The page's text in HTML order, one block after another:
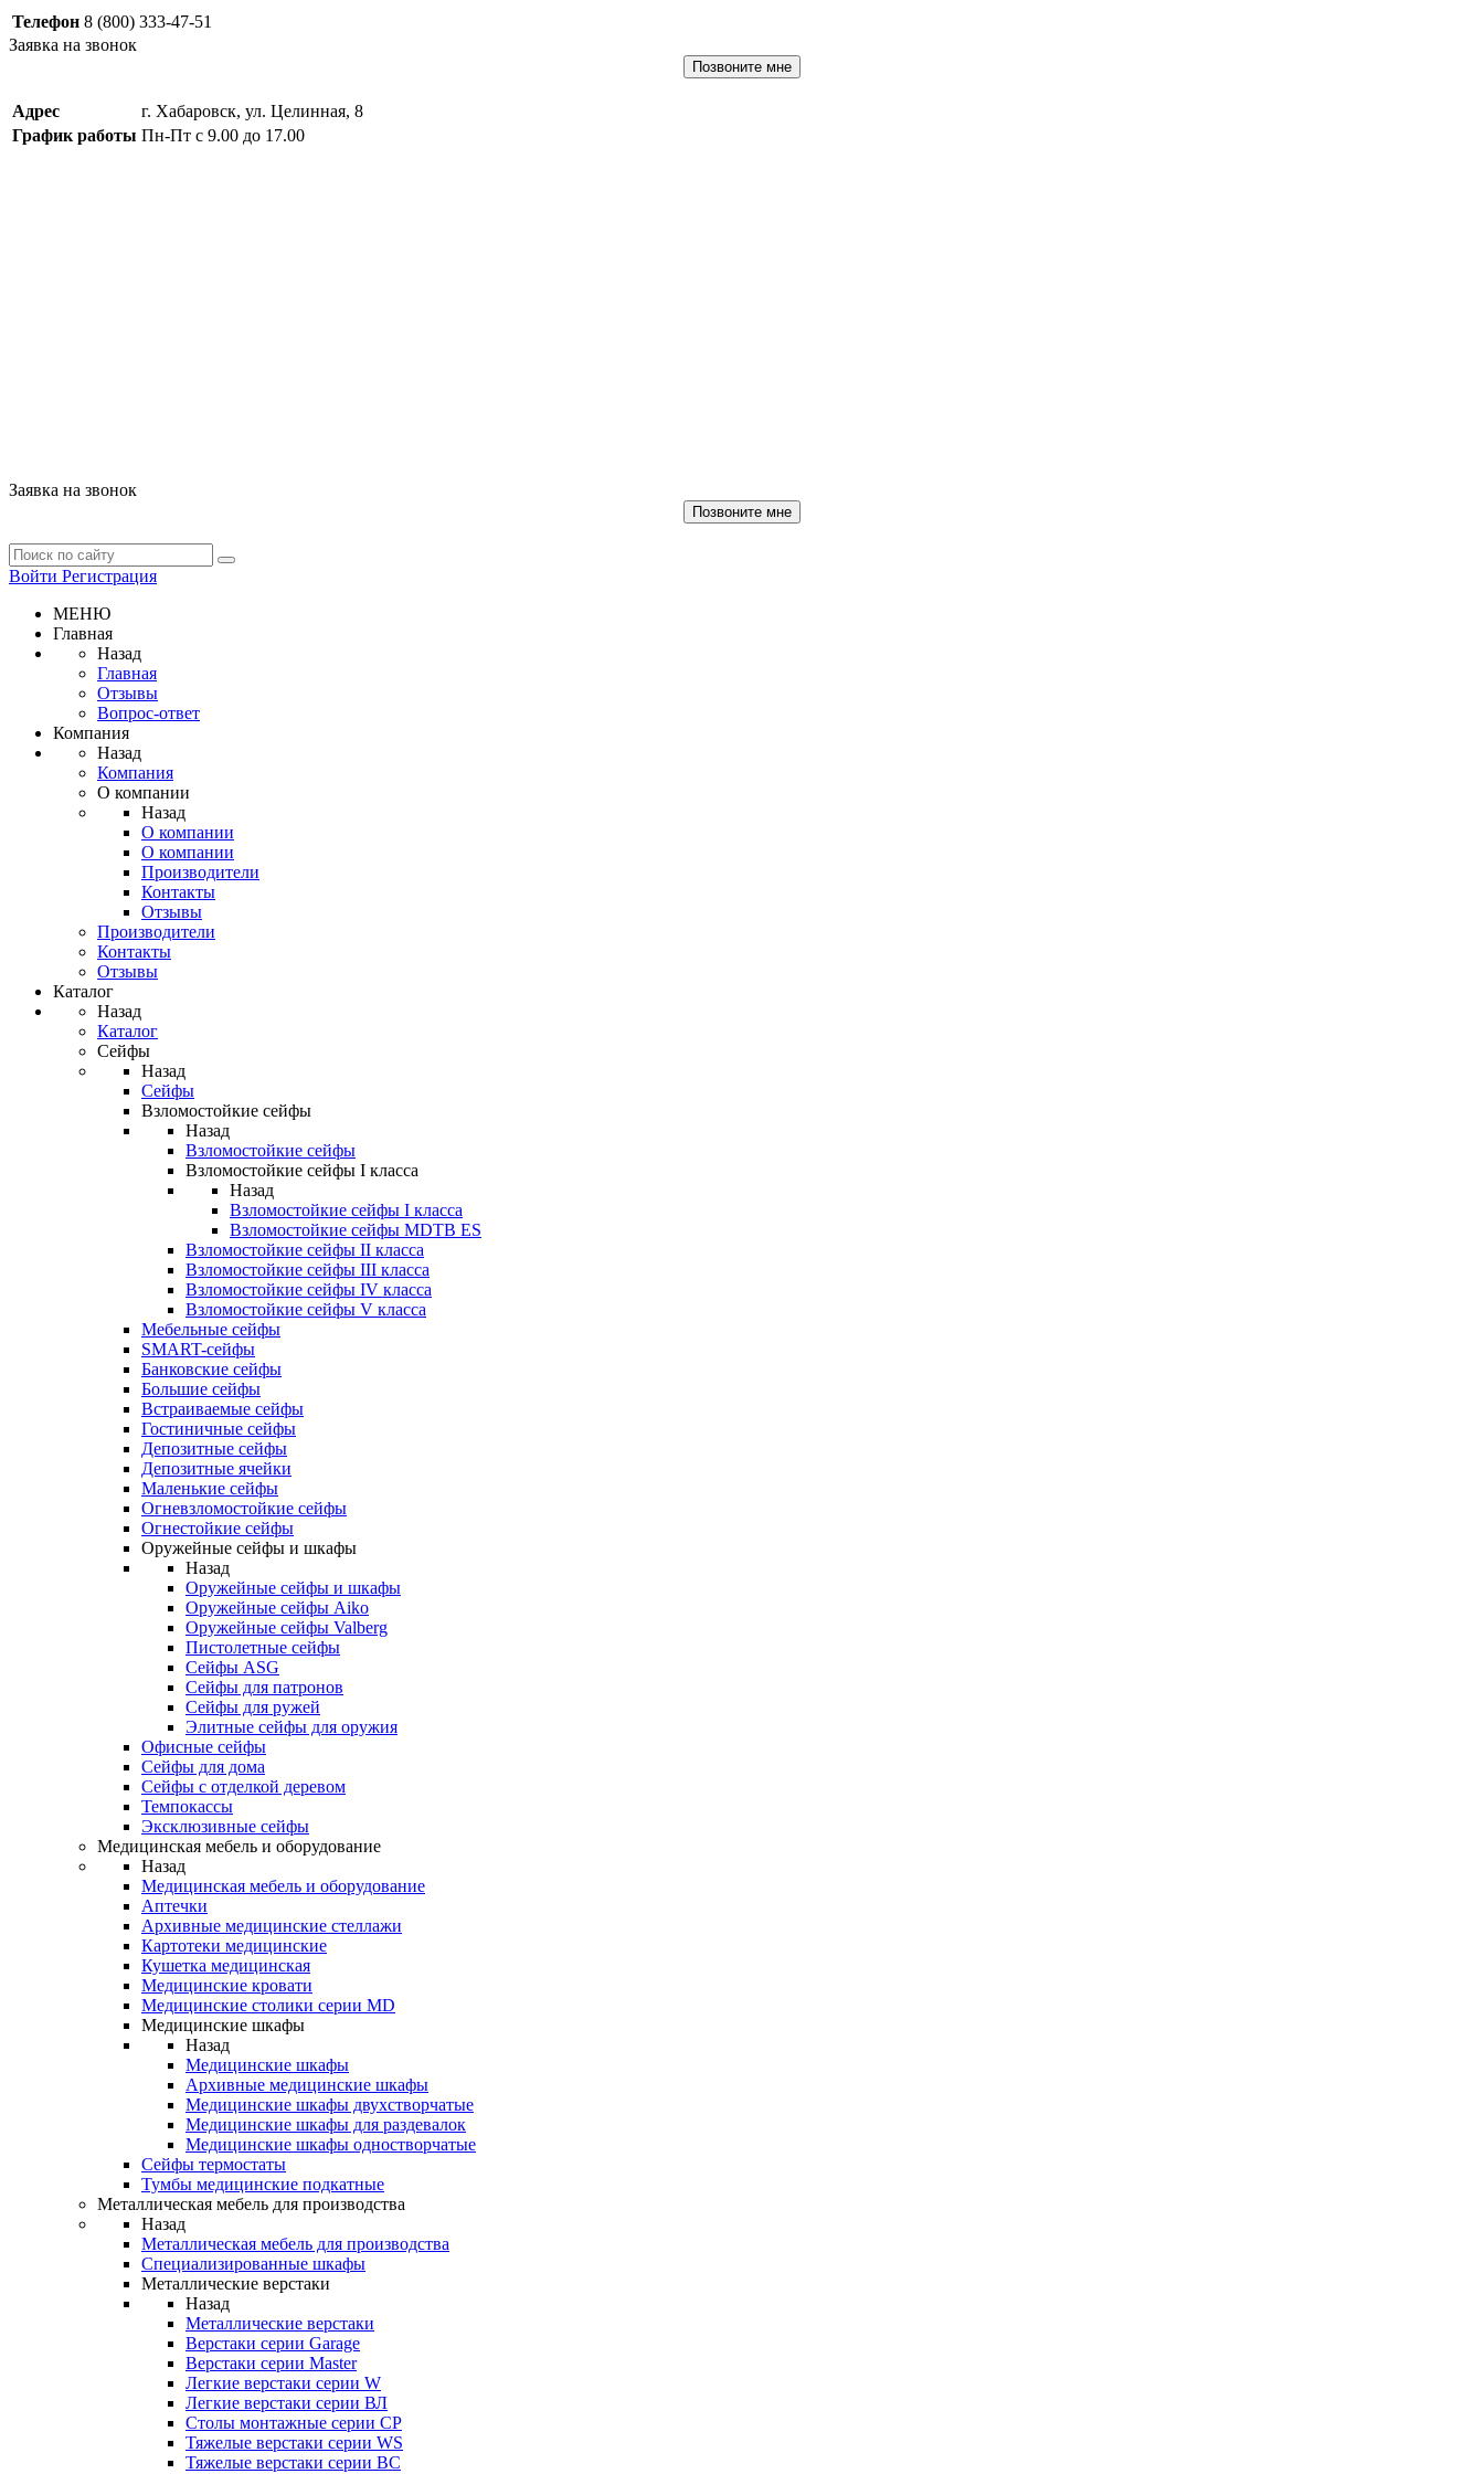
Телефон 8 (800) 333-47-51
Заявка на звонок
Позвоните мне
Адрес
г. Хабаровск, ул. Целинная, 8
График работы Пн-Пт с 9.00 до 17.00
Заявка на звонок
Позвоните мне
Войти Регистрация
МЕНЮ
Главная
Назад
Главная
Отзывы
Вопрос-ответ
Компания
Назад
Компания
О компании
Назад
О компании
О компании
Производители
Контакты
Отзывы
Производители
Контакты
Отзывы
Каталог
Назад
Каталог
Сейфы
Назад
Сейфы
Взломостойкие сейфы
Назад
Взломостойкие сейфы
Взломостойкие сейфы I класса
Назад
Взломостойкие сейфы I класса
Взломостойкие сейфы MDTB ES
Взломостойкие сейфы II класса
Взломостойкие сейфы III класса
Взломостойкие сейфы IV класса
Взломостойкие сейфы V класса
Мебельные сейфы
SMART-сейфы
Банковские сейфы
Большие сейфы
Встраиваемые сейфы
Гостиничные сейфы
Депозитные сейфы
Депозитные ячейки
Маленькие сейфы
Огневзломостойкие сейфы
Огнестойкие сейфы
Оружейные сейфы и шкафы
Назад
Оружейные сейфы и шкафы
Оружейные сейфы Aiko
Оружейные сейфы Valberg
Пистолетные сейфы
Сейфы ASG
Сейфы для патронов
Сейфы для ружей
Элитные сейфы для оружия
Офисные сейфы
Сейфы для дома
Сейфы с отделкой деревом
Темпокассы
Эксклюзивные сейфы
Медицинская мебель и оборудование
Назад
Медицинская мебель и оборудование
Аптечки
Архивные медицинские стеллажи
Картотеки медицинские
Кушетка медицинская
Медицинские кровати
Медицинские столики серии MD
Медицинские шкафы
Назад
Медицинские шкафы
Архивные медицинские шкафы
Медицинские шкафы двухстворчатые
Медицинские шкафы для раздевалок
Медицинские шкафы одностворчатые
Сейфы термостаты
Тумбы медицинские подкатные
Металлическая мебель для производства
Назад
Металлическая мебель для производства
Cпециализированные шкафы
Металлические верстаки
Назад
Металлические верстаки
Верстаки серии Garage
Верстаки серии Master
Легкие верстаки серии W
Легкие верстаки серии ВЛ
Столы монтажные серии СР
Тяжелые верстаки серии WS
Тяжелые верстаки серии ВС